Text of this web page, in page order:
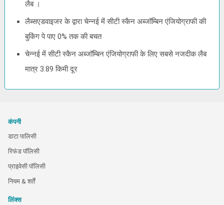
लैब ।
लैब्सएडवाइजर के द्वारा चेन्नई में सीटी स्कैन अब्जॉम्बिन एंजियोग्राफी की
बुकिंग पे पाए 0% तक की बचत
चेन्नई में सीटी स्कैन अब्जॉम्बिन एंजियोग्राफी के लिए सबसे नजदीक लैब
मात्र 3.89 किमी दूर
कंपनी
डाटा पालिसी
रिफंड पॉलिसी
प्राइवेसी पॉलिसी
नियम & शर्तें
लिंक्स